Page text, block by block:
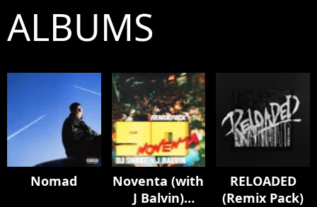
ALBUMS
Nomad
Noventa (with
J Balvin)
RELOADED
(Remix Pack)